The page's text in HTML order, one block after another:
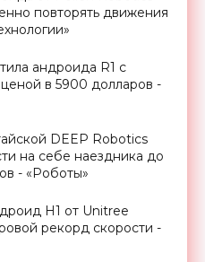
повторять движения
андроида R1 с
в 5900 долларов -
DEEP Robotics
на себе наездника до
- «Роботы»
H1 от Unitree
рекорд скорости -